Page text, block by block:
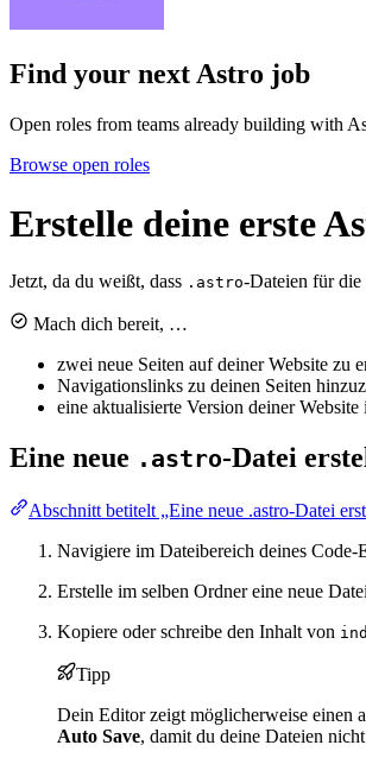
Find your nextAstro job
Open roles from teams already building with
Browse open roles
Erstelle deine erste
Jetzt, da du weißt, dass .astro-Dateien für die
Mach dich bereit, …
zwei neue Seiten auf deiner Website zu
Navigationslinks zu deinen Seiten
eine aktualisierte Version deiner
Eine neue .astro-Datei
Abschnitt betitelt „Eine neue .astro-Datei
Navigiere im Dateibereich deines Code-
Erstelle im selben Ordner eine neue
Kopiere oder schreibe den Inhalt von
Tipp
Dein Editor zeigt möglicherweise einen
Auto Save, damit du deine Dateien